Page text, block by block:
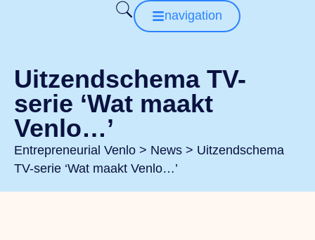
navigation
Uitzendschema TV-
serie ‘Wat maakt
Venlo…’
Entrepreneurial Venlo > News > Uitzendschema
TV-serie ‘Wat maakt Venlo…’